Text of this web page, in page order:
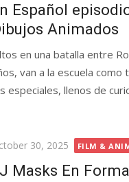
Español
Animados
en una batalla entre
van a la escuela
especiales, llenos de
30, 2025 FILM &
Masks En